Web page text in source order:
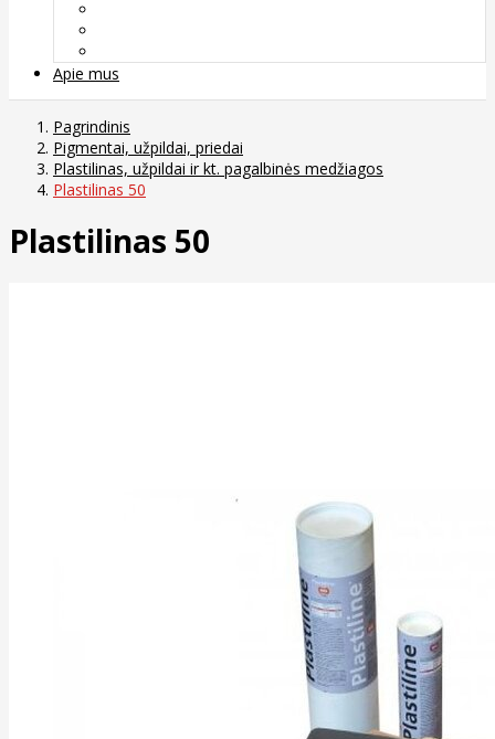
Apie mus
Pagrindinis
Pigmentai, užpildai, priedai
Plastilinas, užpildai ir kt. pagalbinės medžiagos
Plastilinas 50
Plastilinas 50